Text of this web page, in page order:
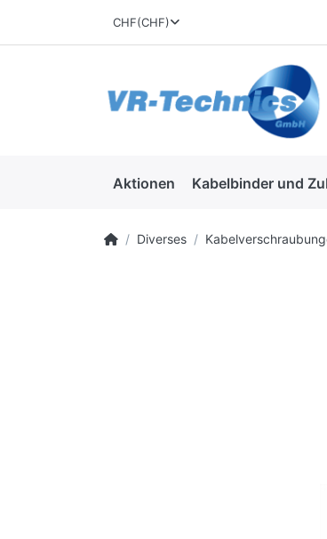
CHF(CHF)
Aktionen Kabelbinder und
Diverses